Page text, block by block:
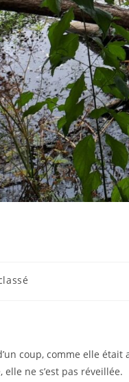
coup, comme elle était
ne s’est pas réveillée.